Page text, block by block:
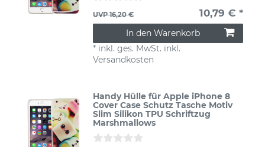
UVP 16,20 € 10,79 € *
In den Warenkorb
* inkl. ges. MwSt. inkl.
Versandkosten
Handy Hülle für Apple iPhone 8
Cover Case Schutz Tasche Motiv
Slim Silikon TPU Schriftzug
Marshmallows